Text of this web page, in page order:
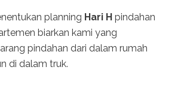
planning Hari H pindahan
biarkan kami yang
pindahan dari dalam rumah
di dalam truk.